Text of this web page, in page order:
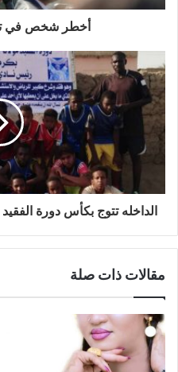
أخطر شخص في
الداخله تتوج بكأس دورة
مقالات ذات صلة